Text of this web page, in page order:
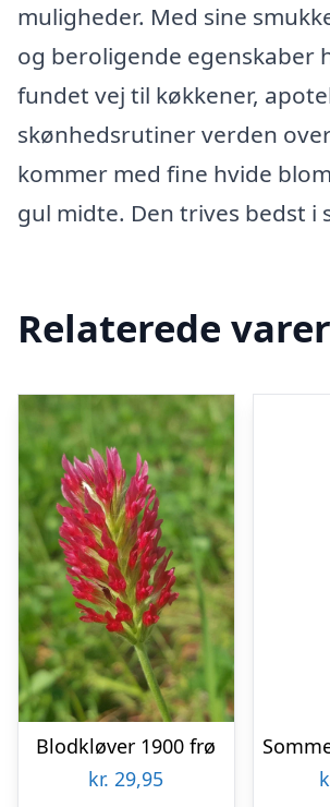
muligheder. Med sine
og beroligende egenskaber
fundet vej til køkkener,
skønhedsrutiner verden
kommer med fine hvide
gul midte. Den trives bedst i
Relaterede varer
Blodkløver 1900 frø
kr. 29,95